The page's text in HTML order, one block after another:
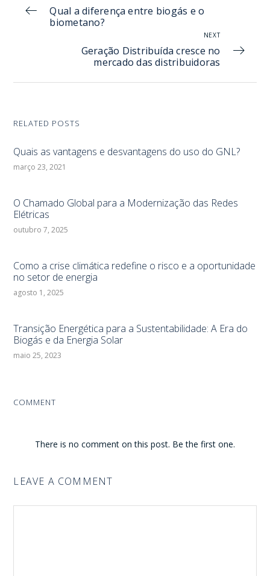
Qual a diferença entre biogás e o
biometano?
NEXT
Geração Distribuída cresce no
mercado das distribuidoras
RELATED POSTS
Quais as vantagens e desvantagens do uso do GNL?
março 23, 2021
O Chamado Global para a Modernização das Redes
Elétricas
outubro 7, 2025
Como a crise climática redefine o risco e a oportunidade
no setor de energia
agosto 1, 2025
Transição Energética para a Sustentabilidade: A Era do
Biogás e da Energia Solar
maio 25, 2023
COMMENT
There is no comment on this post. Be the first one.
LEAVE A COMMENT